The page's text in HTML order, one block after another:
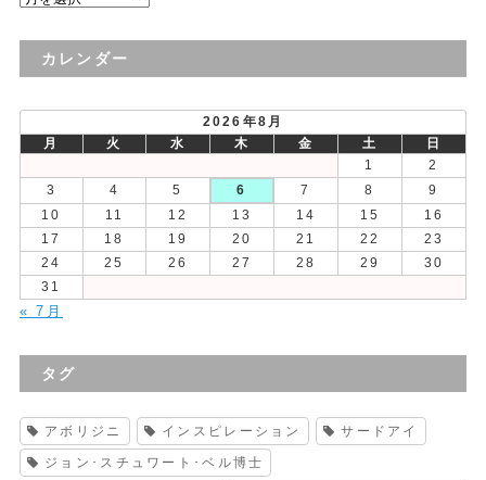
の
カレンダー
2026年8月
月
火 水 木 金 土
日
1
2
3
4 5 6 7 8
9
10
11 12 13 14 15
16
17
18 19 20 21 22
23
24
25 26 27 28 29
30
31
« 7月
タグ
アボリジニ インスピレーション サードアイ
ジョン･スチュワート･ベル博士